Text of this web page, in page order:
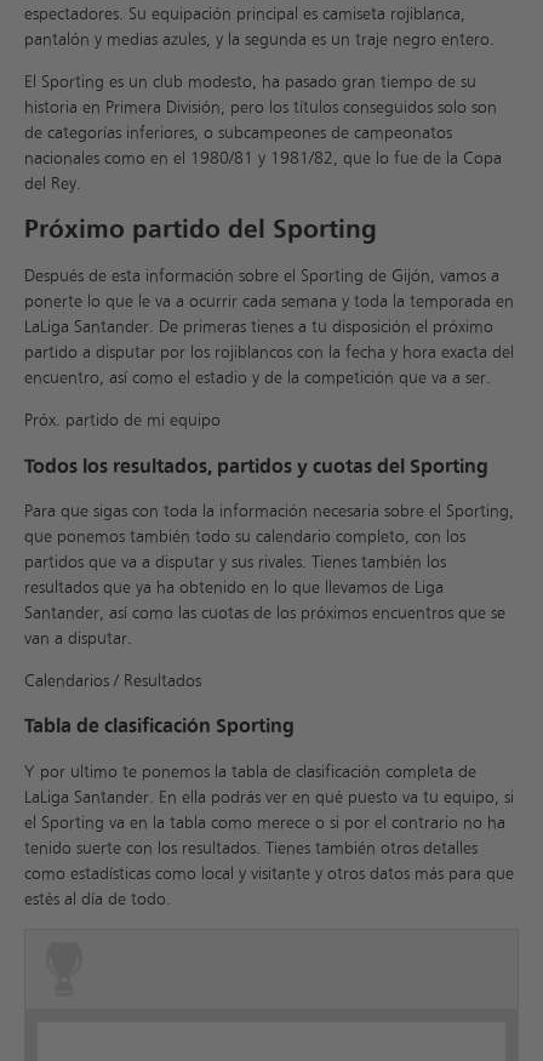
espectadores. Su equipación principal es camiseta rojiblanca,
pantalón y medias azules, y la segunda es un traje negro entero.
El Sporting es un club modesto, ha pasado gran tiempo de su
historia en Primera División, pero los títulos conseguidos solo son
de categorías inferiores, o subcampeones de campeonatos
nacionales como en el 1980/81 y 1981/82, que lo fue de la Copa
del Rey.
Próximo partido del Sporting
Después de esta información sobre el Sporting de Gijón, vamos a
ponerte lo que le va a ocurrir cada semana y toda la temporada en
LaLiga Santander. De primeras tienes a tu disposición el próximo
partido a disputar por los rojiblancos con la fecha y hora exacta del
encuentro, así como el estadio y de la competición que va a ser.
Próx. partido de mi equipo
Todos los resultados, partidos y cuotas del Sporting
Para que sigas con toda la información necesaria sobre el Sporting,
que ponemos también todo su calendario completo, con los
partidos que va a disputar y sus rivales. Tienes también los
resultados que ya ha obtenido en lo que llevamos de Liga
Santander, así como las cuotas de los próximos encuentros que se
van a disputar.
Calendarios / Resultados
Tabla de clasificación Sporting
Y por ultimo te ponemos la tabla de clasificación completa de
LaLiga Santander. En ella podrás ver en qué puesto va tu equipo, si
el Sporting va en la tabla como merece o si por el contrario no ha
tenido suerte con los resultados. Tienes también otros detalles
como estadísticas como local y visitante y otros datos más para que
estés al día de todo.